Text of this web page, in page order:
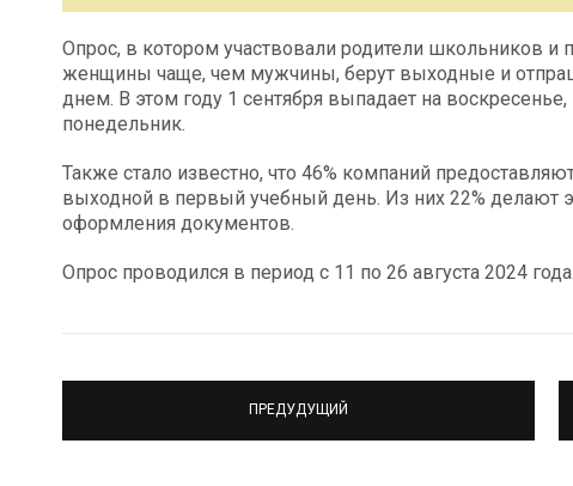
Опрос, в котором участвовали родители школьников и
женщины чаще, чем мужчины, берут выходные и
днем. В этом году 1 сентября выпадает на
понедельник.
Также стало известно, что 46% компаний
выходной в первый учебный день. Из них 22% делают
оформления документов.
Опрос проводился в период с 11 по 26 августа 2024 года.
ПРЕДУДУЩИЙ